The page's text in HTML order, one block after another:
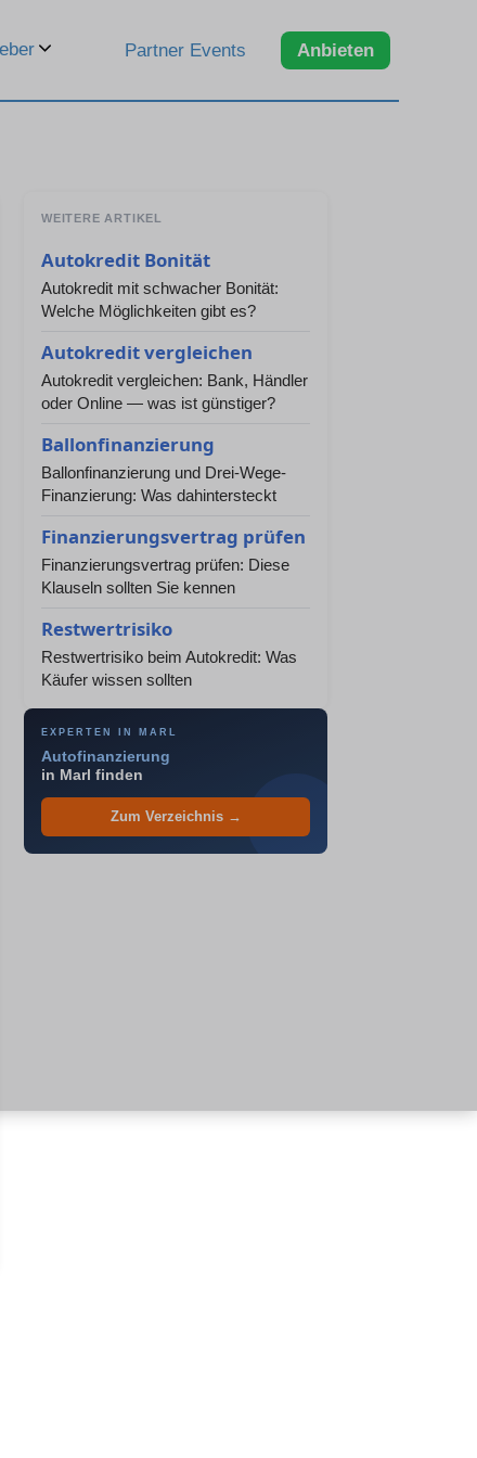
Partner Events Anbieten
WEITERE ARTIKEL
Autokredit Bonität
Autokredit mit schwacher Bonität:
Welche Möglichkeiten gibt es?
Autokredit vergleichen
Autokredit vergleichen: Bank, Händler
oder Online — was ist günstiger?
Ballonfinanzierung
Ballonfinanzierung und Drei-Wege-
Finanzierung: Was dahintersteckt
Finanzierungsvertrag prüfen
Finanzierungsvertrag prüfen: Diese
Klauseln sollten Sie kennen
Restwertrisiko
Restwertrisiko beim Autokredit: Was
Käufer wissen sollten
EXPERTEN IN MARL
Autofinanzierung
in Marl finden
Zum Verzeichnis →